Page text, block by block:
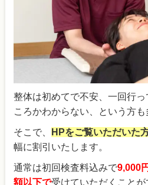
整体は初めてで不安、一回行
ころかわからない、という方も
そこで、 HPをご覧いただいた
幅に割引いたします。
通常は初回検査料込みで9,000
額以下で受けていただくことが